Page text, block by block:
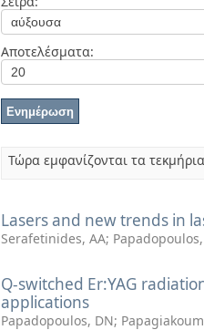
Αποτελέσματα:
Τώρα εμφανίζονται τα
Lasers and new trends in
Serafetinides, AA;
Q-switched Er:YAG
applications
Papadopoulos, DN;